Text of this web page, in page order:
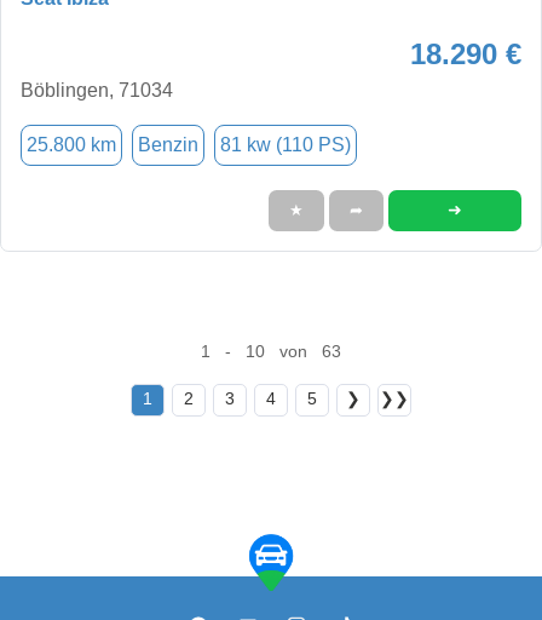
18.290 €
Böblingen, 71034
25.800 km Benzin 81 kw (110 PS)
★ ➦ ➜
1 - 10 von 63
1 2 3 4 5 ❯ ❯❯